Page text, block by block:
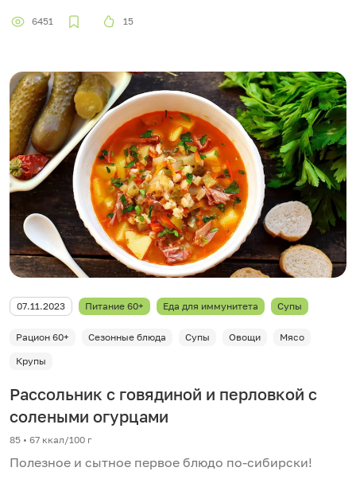
6451 15
07.11.2023 Питание 60+ Еда для иммунитета Супы
Рацион 60+ Сезонные блюда Супы Овощи
Мясо
Крупы
Рассольник с говядиной и перловкой с
солеными огурцами
85 • 67 ккал/100 г
Полезное и сытное первое блюдо по-сибирски!